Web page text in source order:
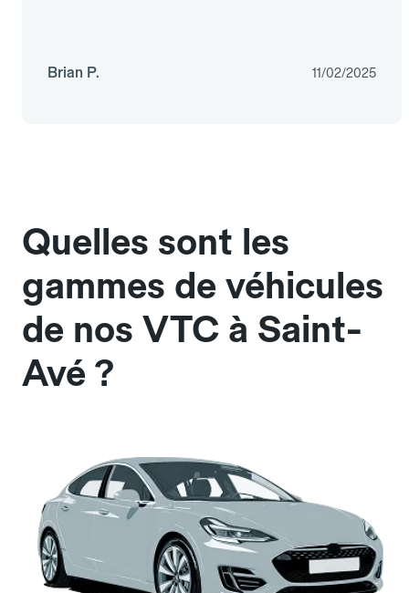
Brian P. 11/02/2025
Quelles sont les
gammes de véhicules
de nos VTC à Saint-
Avé ?